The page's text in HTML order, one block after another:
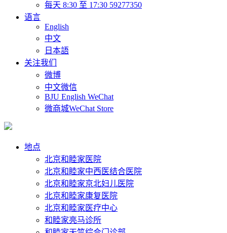
每天 8:30 至 17:30 59277350
语言
English
中文
日本語
关注我们
微博
中文微信
BJU English WeChat
微商城WeChat Store
地点
北京和睦家医院
北京和睦家中西医结合医院
北京和睦家京北妇儿医院
北京和睦家康复医院
北京和睦家医疗中心
和睦家亮马诊所